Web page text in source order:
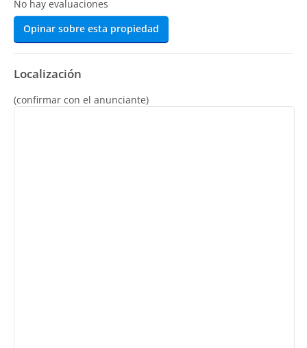
No hay evaluaciones
Opinar sobre esta propiedad
Localización
(confirmar con el anunciante)